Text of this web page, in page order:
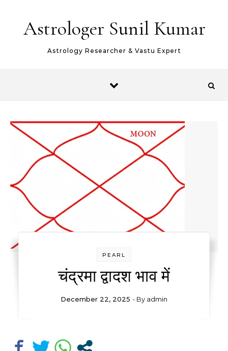
Astrologer Sunil Kumar
Astrology Researcher & Vastu Expert
PEARL
चंद्रमा द्वादश भाव में
December 22, 2025 - By admin